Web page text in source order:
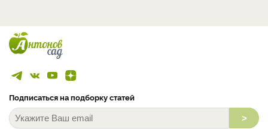
Подписаться на подборку статей
>